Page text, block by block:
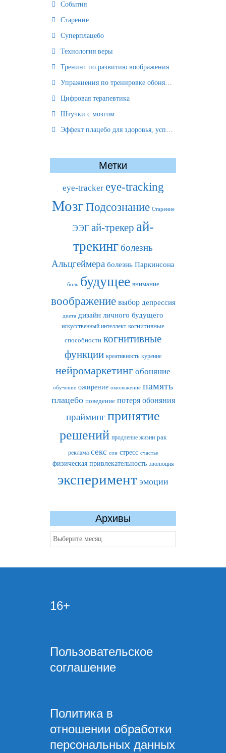
События
Старение
Суперплацебо
Технология веры
Тренинг по развитию воображения
Упражнения по тренировке обоняния
Цифровая терапевтика
Штучки с мозгом
Эффект плацебо для здоровья, успеха и отношений
Метки
eye-tracker eye-tracking
МозгПодсознание Старение
ЭЭГ ай-трекер ай-
трекинг болезнь
Альцгеймера болезнь Паркинсона
боль будущее внимание
воображение выбор депрессия
диета дизайн личного будущего
искусственный интеллект когнитивные
способности когнитивные
функции креативность курение
нейромаркетинг обоняние
обучение ожирение омоложение память
плацебо поведение потеря обоняния
праймингпринятие
решений продление жизни рак
реклама секс сон стресс счастье
физическая привлекательность эволюция
эксперимент эмоции
Архивы
Архивы
16+
Пользовательское
соглашение
Политика в
отношении обработки
персональных данных